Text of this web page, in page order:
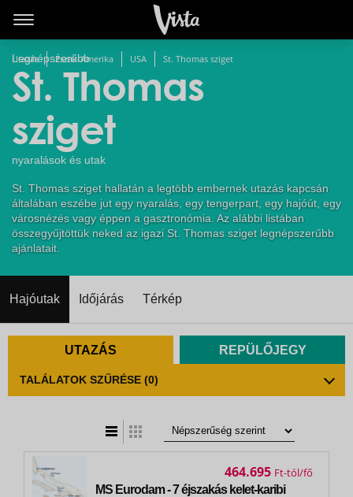
Utazás Észak-Amerika USA St. Thomas sziget
Legnépszerűbb
St. Thomas
sziget
nyaralások és utak
St. Thomas sziget hallatán a legtöbb embernek utazás kapcsán
általában eszébe jut egy nyaralás, egy tengerpart, egy hajóút, egy
városnézés vagy éppen a gasztronómia. Az alábbi listában
összegyűjtöttük neked az igazi St. Thomas sziget legnépszerűbb
ajánlatait.
Hajóutak Időjárás Térkép
UTAZÁS REPÜLŐJEGY
TALÁLATOK SZŰRÉSE (0)
MS Eurodam - 7 éjszakás kelet-karibi
464.695 Ft